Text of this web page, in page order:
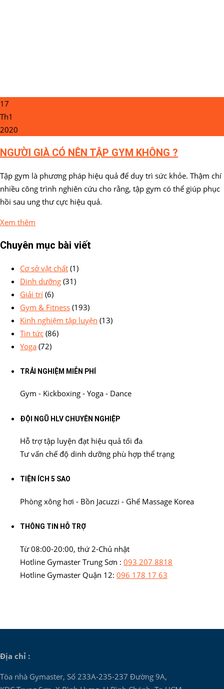
17
Th1
2020
NGƯỜI GIÀ CÓ NÊN TẬP GYM KHÔNG ?
Tập gym là phương pháp hiệu quả để duy trì sức khỏe. Thậm chí
nhiều công trình nghiên cứu cho rằng, tập gym có thể giúp phục
hồi sau ung thư cực hiệu quả.
Xem thêm
Chuyên mục bài viết
Cơ sở vật chất (1)
Dinh dưỡng (31)
Giải trí (6)
Gym & Fitness (193)
Kinh nghiệm tập luyện (13)
Tin tức (86)
Yoga (72)
TRẢI NGHIỆM MIỄN PHÍ
Gym - Kickboxing - Yoga - Dance
ĐỘI NGŨ HLV CHUYÊN NGHIỆP
Hỗ trợ tập luyện đạt hiệu quả tối đa
Tư vấn chế độ dinh dưỡng phù hợp thể trạng
TIỆN ÍCH 5 SAO
Phòng xông hơi - Bồn Jacuzzi - Ghế Massage Korea
THÔNG TIN HỖ TRỢ
Từ 08:00-20:00, thứ 2-Chủ nhật
Hotline Gymaster Trung Sơn : 093 207 8818
Hotline Gymaster Quận 12: 096 178 17 63
Địa chỉ :
Tòa nhà Gymaster, Số 233A-235-237 Đường 9A,